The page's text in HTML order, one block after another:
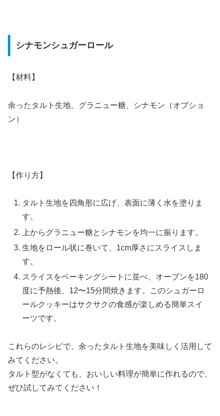
シナモンシュガーロール
【材料】
余ったタルト生地、グラニュー糖、シナモン（オプショ
ン）
【作り方】
タルト生地を四角形に広げ、表面に薄く水を塗りま
す。
上からグラニュー糖とシナモンを均一に振ります。
生地をロール状に巻いて、1cm厚さにスライスしま
す。
スライスをベーキングシートに並べ、オーブンを180
度に予熱後、12〜15分間焼きます。このシュガーロ
ールクッキーはサクサクの食感が楽しめる簡単スイ
ーツです。
これらのレシピで、余ったタルト生地を美味しく活用して
みてください。
タルト型がなくても、おいしい料理が簡単に作れるので、
ぜひ試してみてください！